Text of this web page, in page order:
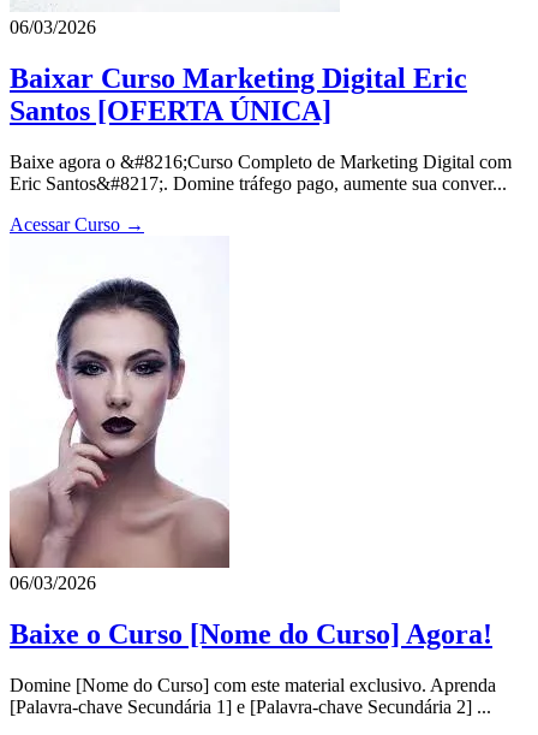
06/03/2026
Baixar Curso Marketing Digital Eric
Santos [OFERTA ÚNICA]
Baixe agora o &#8216;Curso Completo de Marketing Digital com
Eric Santos&#8217;. Domine tráfego pago, aumente sua conver...
Acessar Curso →
06/03/2026
Baixe o Curso [Nome do Curso] Agora!
Domine [Nome do Curso] com este material exclusivo. Aprenda
[Palavra-chave Secundária 1] e [Palavra-chave Secundária 2] ...